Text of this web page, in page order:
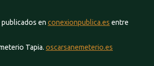
en conexionpublica.es entre
Tapia. oscarsanemeterio.es